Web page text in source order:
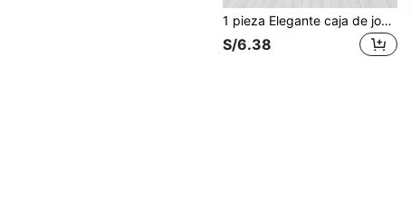
1 pieza Elegante caja de joyería de terciopelo para organizar pulseras, anillos, colgantes, aretes y collares, perfecta para el hogar y los viajes, un regalo ideal para el Día de San Valentín, un presente pensado para el regreso a clases, una solución de almacenamiento elegante para celebraciones festivas y ocasiones especiales, mejora tu colección de joyas con este organizador chic
S/6.38